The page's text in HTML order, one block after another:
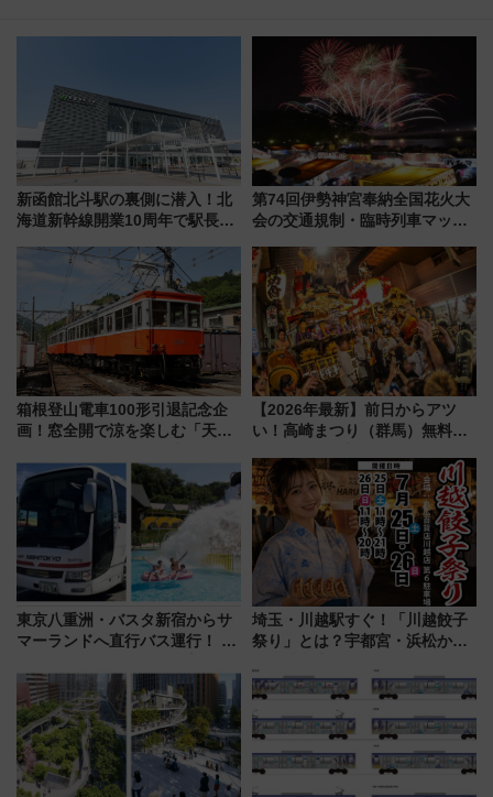
新函館北斗駅の裏側に潜入！北
海道新幹線開業10周年で駅長
ト 参加方法や体験内容を紹介
第74回伊勢神宮奉納全国花火大
会の交通規制・臨時列車マッ
セス
箱根登山電車100形引退記念企
画！窓全開で涼を楽しむ「天然
発売
【2026年最新】前日からアツ
い！高崎まつり（群馬）無料観
しまで
東京八重洲・バスタ新宿からサ
マーランドへ直行バス運行！ お
推し活を楽しもう！（2026年
8/1～31）
埼玉・川越駅すぐ！「川越餃子
祭り」とは？宇都宮・浜松から
を食べ比べ【7月25日・26日開
催】